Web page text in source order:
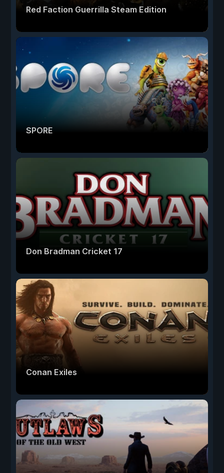
Red Faction Guerrilla Steam Edition
SPORE
Don Bradman Cricket 17
Conan Exiles